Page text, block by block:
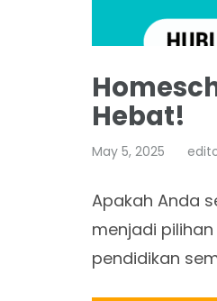
Hebat!
May 5, 2025
Apakah Anda
menjadi
pendidikan